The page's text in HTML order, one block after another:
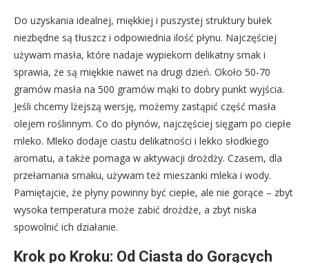
Do uzyskania idealnej, miękkiej i puszystej struktury bułek
niezbędne są tłuszcz i odpowiednia ilość płynu. Najczęściej
używam masła, które nadaje wypiekom delikatny smak i
sprawia, że są miękkie nawet na drugi dzień. Około 50-70
gramów masła na 500 gramów mąki to dobry punkt wyjścia.
Jeśli chcemy lżejszą wersję, możemy zastąpić część masła
olejem roślinnym. Co do płynów, najczęściej sięgam po ciepłe
mleko. Mleko dodaje ciastu delikatności i lekko słodkiego
aromatu, a także pomaga w aktywacji drożdży. Czasem, dla
przełamania smaku, używam też mieszanki mleka i wody.
Pamiętajcie, że płyny powinny być ciepłe, ale nie gorące – zbyt
wysoka temperatura może zabić drożdże, a zbyt niska
spowolnić ich działanie.
Krok po Kroku: Od Ciasta do Gorących